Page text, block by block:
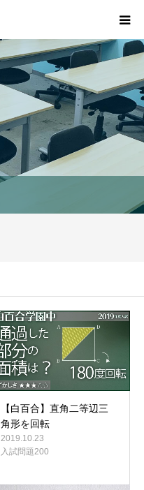
【白百合】直角二等辺三
角形を回転
2019.10.23
入試問題200